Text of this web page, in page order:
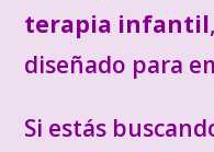
terapia infantil
diseñado para
Si estás